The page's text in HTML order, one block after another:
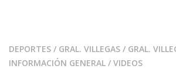
DEPORTES / GRAL. VILLEGAS / GRAL.
INFORMACIÓN GENERAL / VIDEOS